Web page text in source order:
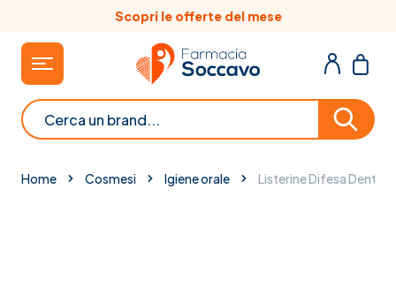
Salta al contenutoScopri le offerte del mese
Cerca
Home Cosmesi Igiene orale Listerine Difesa Denti